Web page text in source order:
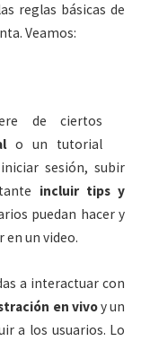
reglas básicas de
Veamos:
de ciertos
o un tutorial
sesión, subir
incluir tips y
puedan hacer y
un video.
a interactuar con
en vivoy un
a los usuarios. Lo